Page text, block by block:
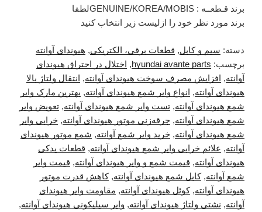
برند قـطعــه : GENUINE/KOREA/MOBISلطفا
برند مورد نظر خود را ازلیست زیر انتخاب کنید
دسته: سیم و کابل, قطعات برقی، الکتریکی, هیوندای آوانته
برچسب: hyundai avante parts
, اختلال در احتراق هیوندای
آوانته, افزایش مصرف سوخت هیوندای آوانته, انتقال ولتاژ بالا
هیوندای آوانته, انواع وایر شمع هیوندای آوانته, بهترین مارک وایر
شمع هیوندای آوانته, تست وایر شمع هیوندای آوانته, تعویض وایر
شمع هیوندای آوانته, جرقه‌زنی موتور هیوندای آوانته, خرابی وایر
شمع هیوندای آوانته, خرید وایر شمع آوانته, شمع موتور هیوندای
آوانته, علائم خرابی وایر شمع هیوندای آوانته, قطعات یدکی
هیوندای آوانته, قیمت شمع و وایر هیوندای آوانته, قیمت وایر
شمع آوانته,کابل شمع هیوندای آوانته,کاهش قدرت موتور
هیوندای آوانته,کوئل هیوندای آوانته, مقاومت وایر هیوندای
آوانته, نشتی ولتاژ هیوندای آوانته, وایر سیلیکونی هیوندای آوانته,